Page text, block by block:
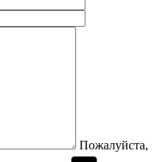
Пожалуйста,